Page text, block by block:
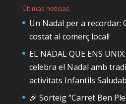
Últimas noticias
Un Nadal per a recordar:
costat al comerç local!
EL NADAL QUE ENS
celebra el Nadal amb
activitats Infantils
🎉 Sorteig “Carret Ben